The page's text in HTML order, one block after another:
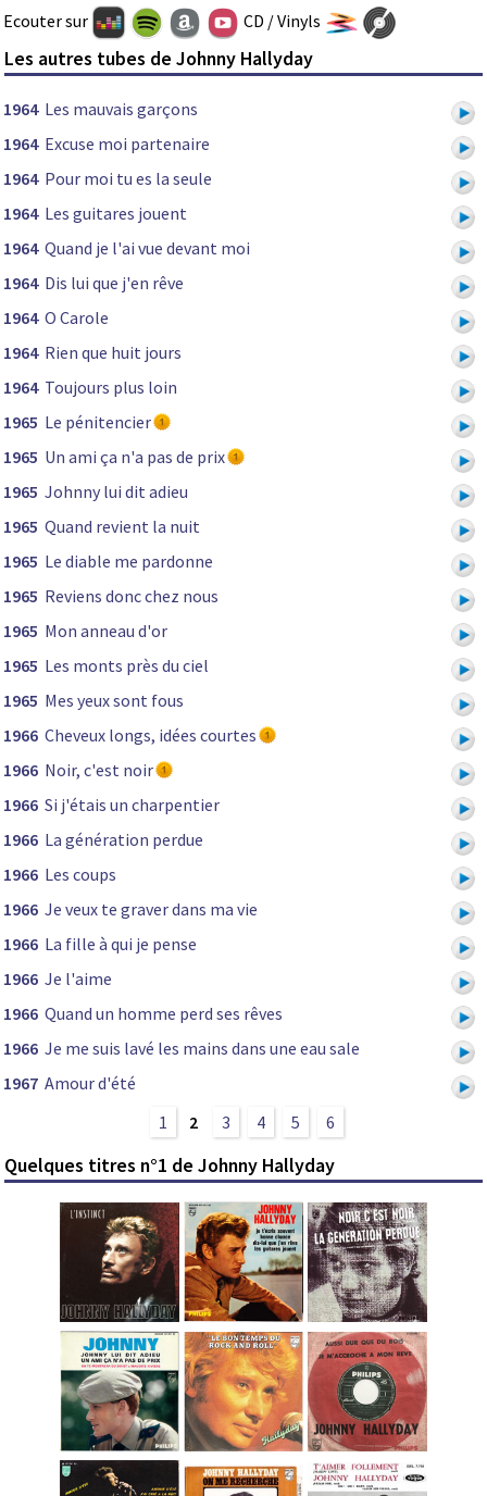
Ecouter sur
CD / Vinyls
Les autres tubes de Johnny Hallyday
1964 Les mauvais garçons
1964 Excuse moi partenaire
1964 Pour moi tu es la seule
1964 Les guitares jouent
1964 Quand je l'ai vue devant moi
1964 Dis lui que j'en rêve
1964 O Carole
1964 Rien que huit jours
1964 Toujours plus loin
1965 Le pénitencier
1965 Un ami ça n'a pas de prix
1965 Johnny lui dit adieu
1965 Quand revient la nuit
1965 Le diable me pardonne
1965 Reviens donc chez nous
1965 Mon anneau d'or
1965 Les monts près du ciel
1965 Mes yeux sont fous
1966 Cheveux longs, idées courtes
1966 Noir, c'est noir
1966 Si j'étais un charpentier
1966 La génération perdue
1966 Les coups
1966 Je veux te graver dans ma vie
1966 La fille à qui je pense
1966 Je l'aime
1966 Quand un homme perd ses rêves
1966 Je me suis lavé les mains dans une eau sale
1967 Amour d'été
1
2 3 4 5 6
Quelques titres n°1 de Johnny Hallyday